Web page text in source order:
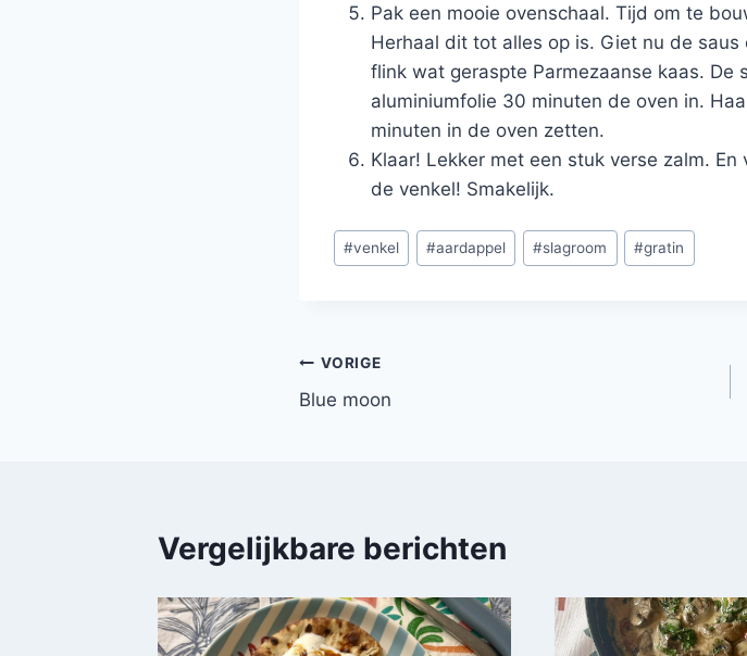
Pak een mooie ovenschaal. Tijd om te
Herhaal dit tot alles op is. Giet nu de
flink wat geraspte Parmezaanse kaas. De
aluminiumfolie 30 minuten de oven in.
minuten in de oven zetten.
Klaar! Lekker met een stuk verse zalm.
de venkel! Smakelijk.
Bericht
tags:
#venkel #aardappel #slagroom #gratin
Bericht
navigatie
VORIGE
Blue moon
Vergelijkbare berichten